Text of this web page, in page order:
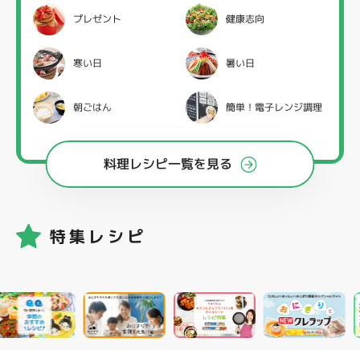
プレゼント 健康志向
寒い日 暑い日
朝ごはん 簡単！電子レンジ調理
料理レシピ一覧を見る
特集レシピ